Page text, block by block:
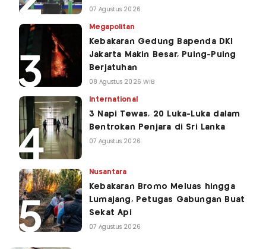
07 Agustus 2026
Megapolitan
Kebakaran Gedung Bapenda DKI
Jakarta Makin Besar, Puing-Puing
Berjatuhan
08 Agustus 2026 WIB
International
3 Napi Tewas, 20 Luka-Luka dalam
Bentrokan Penjara di Sri Lanka
07 Agustus 2026
Nusantara
Kebakaran Bromo Meluas hingga
Lumajang, Petugas Gabungan Buat
Sekat Api
07 Agustus 2026